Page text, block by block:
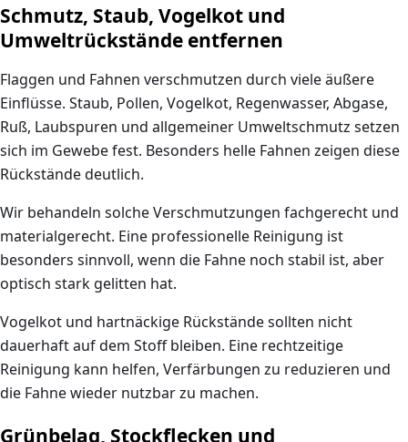
Schmutz, Staub, Vogelkot und
Umweltrückstände entfernen
Flaggen und Fahnen verschmutzen durch viele äußere
Einflüsse. Staub, Pollen, Vogelkot, Regenwasser, Abgase,
Ruß, Laubspuren und allgemeiner Umweltschmutz setzen
sich im Gewebe fest. Besonders helle Fahnen zeigen diese
Rückstände deutlich.
Wir behandeln solche Verschmutzungen fachgerecht und
materialgerecht. Eine professionelle Reinigung ist
besonders sinnvoll, wenn die Fahne noch stabil ist, aber
optisch stark gelitten hat.
Vogelkot und hartnäckige Rückstände sollten nicht
dauerhaft auf dem Stoff bleiben. Eine rechtzeitige
Reinigung kann helfen, Verfärbungen zu reduzieren und
die Fahne wieder nutzbar zu machen.
Grünbelag, Stockflecken und